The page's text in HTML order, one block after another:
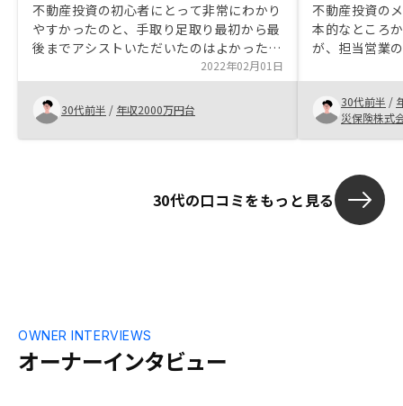
不動産投資の初心者にとって非常にわかり
やすかったのと、手取り足取り最初から最
後までアシストいただいたのはよかったと
思った。また、長期で持つと損はしない投
資だというのが初めて理解できたのも
RENOSYだった。今後はさらに不動産投資
を勉強して、リターンを高めていきたいと
思ったメリットデメリットをそれぞれ分け
2022年02月01日
30代前半 / 年収2000万円台
不動産投資の
本的なところ
が、担当営業
必要な一連の
ている点がメ
での手続きに
ろいろとご迷
りました。
30代前半 /
災保険株式
30代の口コミをもっと見る
オーナーインタビュー
OWNER INTERVIEWS